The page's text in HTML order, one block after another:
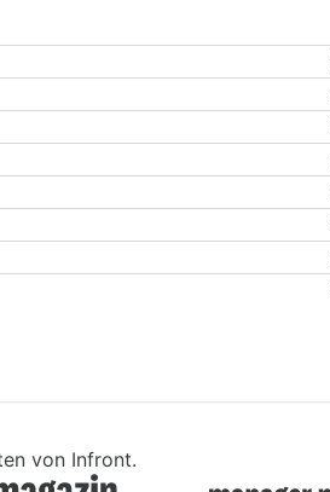
von Infront.